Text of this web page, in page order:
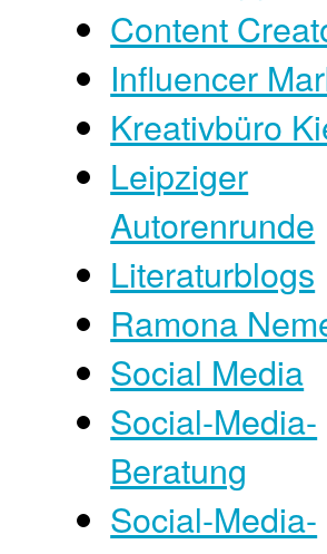
Content
Influencer
Kreativbüro
Leipziger
Autorenrunde
Literaturblogs
Ramona
Social Media
Social-Media-
Beratung
Social-Media-